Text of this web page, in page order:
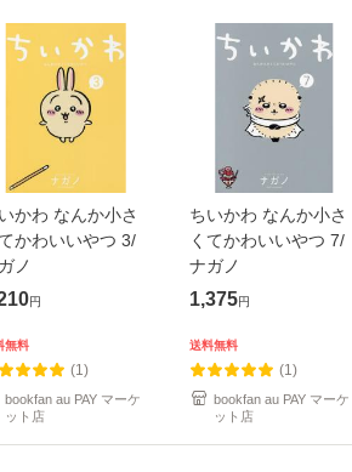
かわ なんか小さ
かわいいやつ 3/
ノ
円
無料
(1)
bookfan au PAY マーケ
ット店
ちいかわ なんか小さ
くてかわいいやつ 7/
ナガノ
1,375円
送料無料
(1)
bookfan au PAY マーケ
ット店